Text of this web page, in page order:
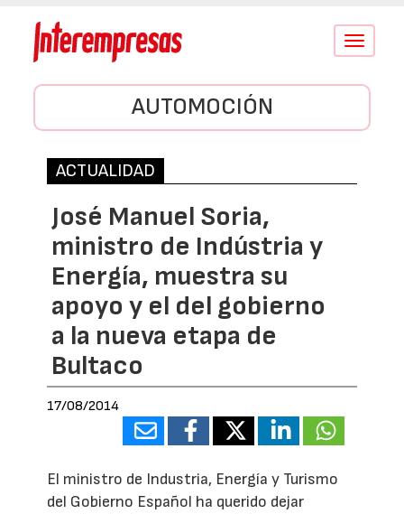
Conmutar
AUTOMOCIÓN
ACTUALIDAD
José Manuel Soria,
ministro de Indústria y
Energía, muestra su
apoyo y el del gobierno
a la nueva etapa de
Bultaco
17/08/2014
El ministro de Industria, Energía y Turismo
del Gobierno Español ha querido dejar